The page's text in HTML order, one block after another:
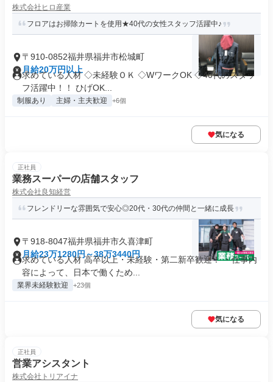
株式会社ヒロ産業
フロアはお掃除カートを使用★40代の女性スタッフ活躍中♪
〒910-0852福井県福井市松城町
月給20万円以上
求めている人材 ◇未経験ＯＫ ◇WワークOK ◇40代のスタッ
フ活躍中！！ ひげOK...
制服あり 主婦・主夫歓迎 +6個
気になる
正社員
業務スーパーの店舗スタッフ
株式会社良知経営
フレンドリーな雰囲気で安心◎20代・30代の仲間と一緒に成長
〒918-8047福井県福井市久喜津町
月給23万1280円～38万3440円
求めている人材 高卒以上・未経験・第二新卒歓迎！ ・仕事内
容によって、日本で働くため...
業界未経験歓迎 +23個
気になる
正社員
営業アシスタント
株式会社トリアイナ